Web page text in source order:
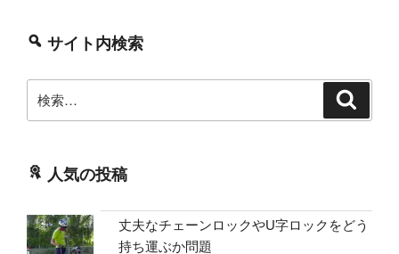
サイト内検索
索:
人気の投稿
丈夫なチェーンロックやU字ロックをどう
持ち運ぶか問題